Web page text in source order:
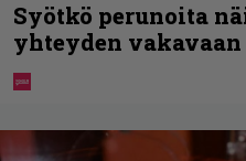
Syötkö perunoita
yhteyden